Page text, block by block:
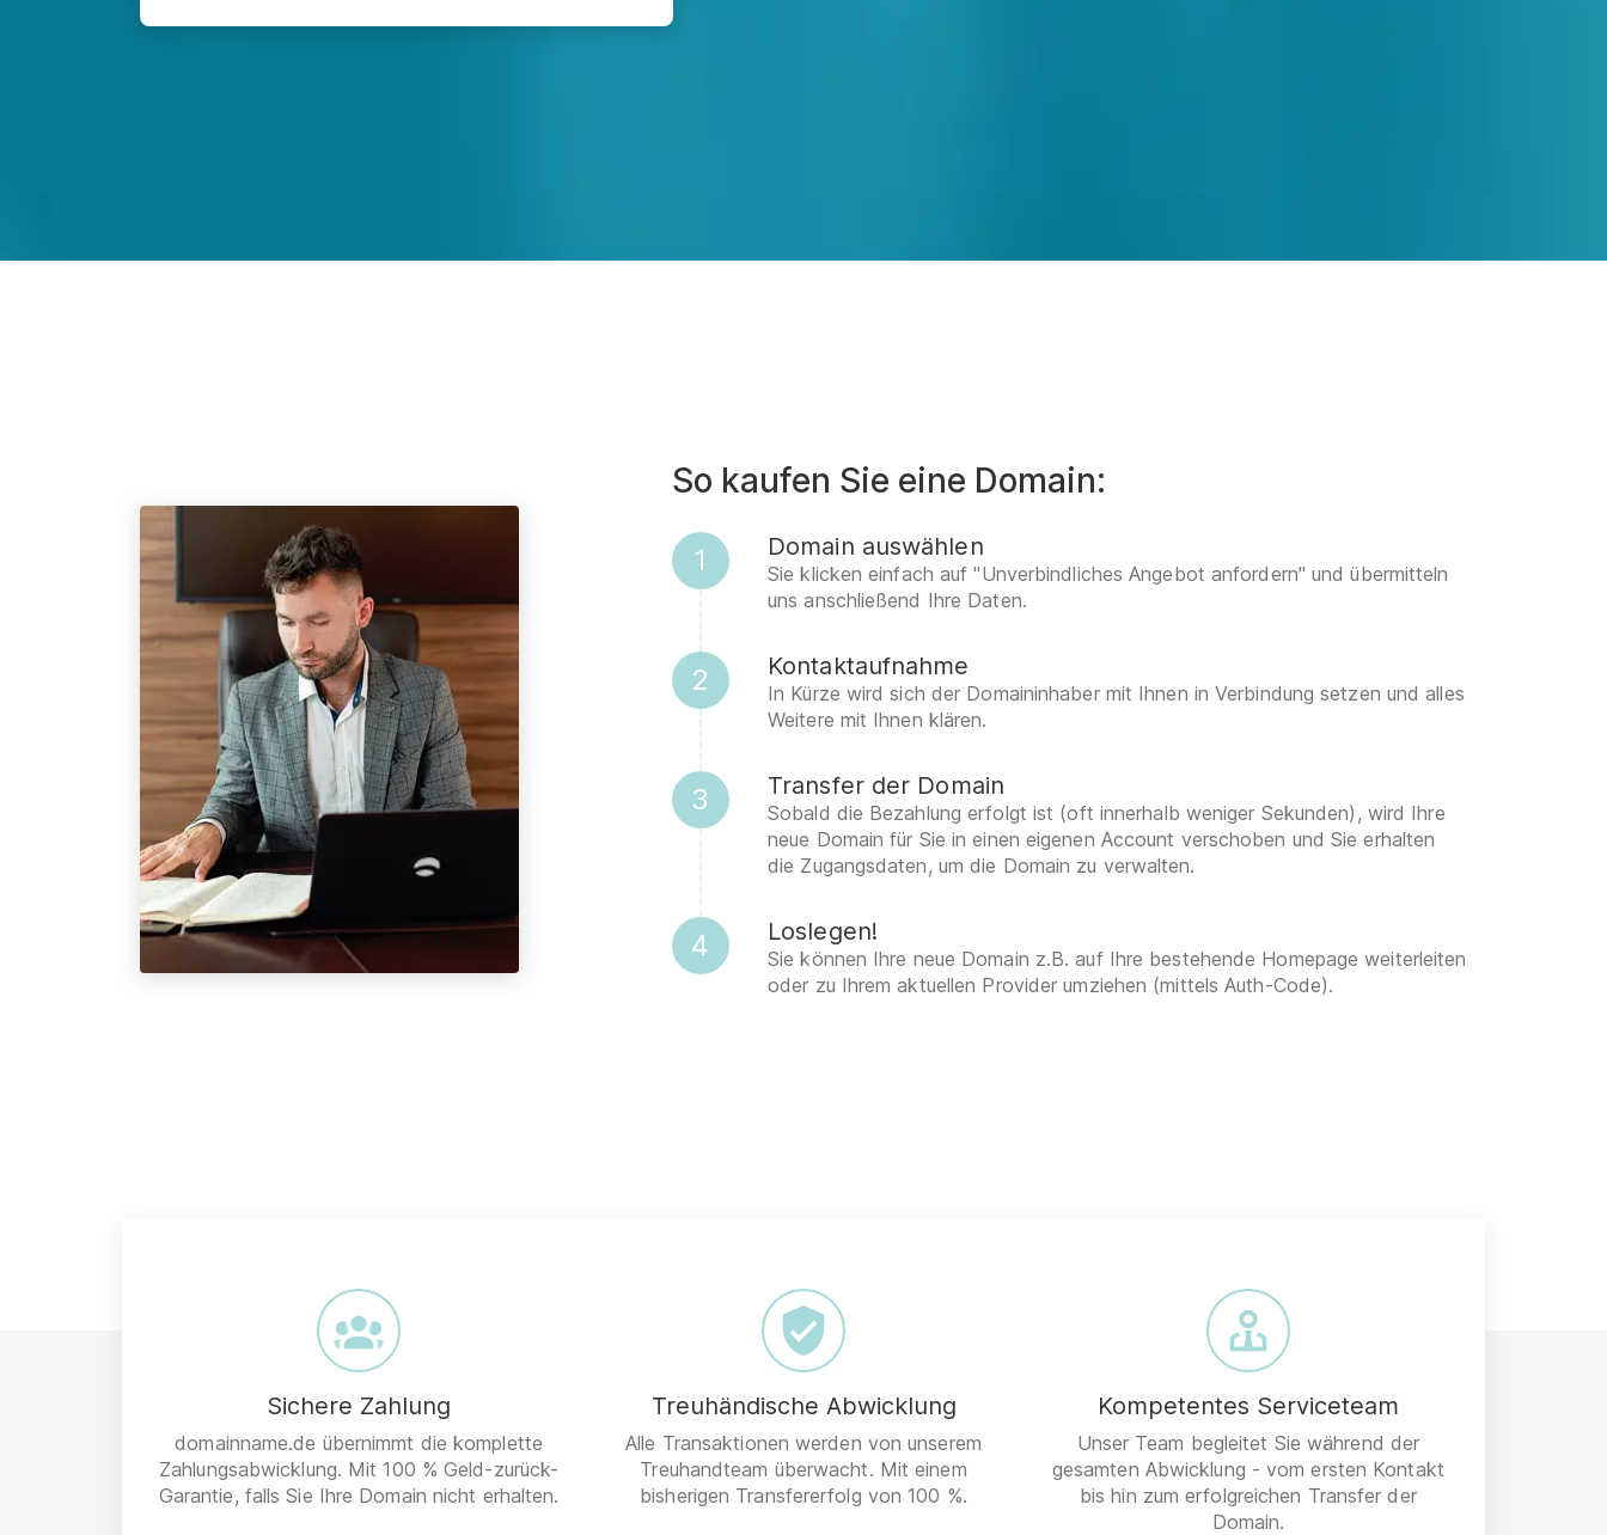
So kaufen Sie eine Domain:
1 Domain auswählen
Sie klicken einfach auf "Unverbindliches Angebot anfordern" und übermitteln
uns anschließend Ihre Daten.
2 Kontaktaufnahme
In Kürze wird sich der Domaininhaber mit Ihnen in Verbindung setzen und alles
Weitere mit Ihnen klären.
3 Transfer der Domain
Sobald die Bezahlung erfolgt ist (oft innerhalb weniger Sekunden), wird Ihre
neue Domain für Sie in einen eigenen Account verschoben und Sie erhalten
die Zugangsdaten, um die Domain zu verwalten.
4 Loslegen!
Sie können Ihre neue Domain z.B. auf Ihre bestehende Homepage weiterleiten
oder zu Ihrem aktuellen Provider umziehen (mittels Auth-Code).
Sichere Zahlung
domainname.de übernimmt die komplette
Zahlungsabwicklung. Mit 100 % Geld-zurück-
Garantie, falls Sie Ihre Domain nicht erhalten.
Treuhändische Abwicklung
Alle Transaktionen werden von unserem
Treuhandteam überwacht. Mit einem
bisherigen Transfererfolg von 100 %.
Kompetentes Serviceteam
Unser Team begleitet Sie während der
gesamten Abwicklung - vom ersten Kontakt
bis hin zum erfolgreichen Transfer der
Domain.